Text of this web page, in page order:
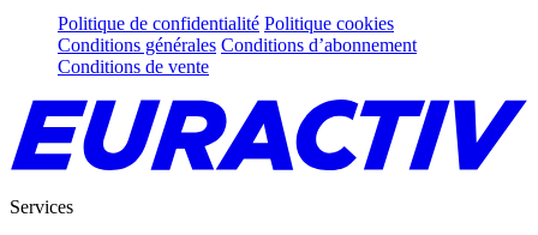
Politique de confidentialité Politique cookies
Conditions générales Conditions d’abonnement
Conditions de vente
Services